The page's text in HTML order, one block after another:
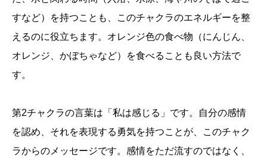
すなど）を持つことも、このチャクラのエネルギーを整
えるのに役立ちます。オレンジ色の食べ物（にんじん、
オレンジ、かぼちゃなど）を食べることも良い方法で
す。
第2チャクラの言葉は「私は感じる」です。自分の感情
を認め、それを表現する勇気を持つことが、このチャク
ラからのメッセージです。感情をただ流すのではなく、